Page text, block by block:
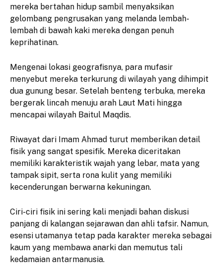
mereka bertahan hidup sambil menyaksikan
gelombang pengrusakan yang melanda lembah-
lembah di bawah kaki mereka dengan penuh
keprihatinan.
​Mengenai lokasi geografisnya, para mufasir
menyebut mereka terkurung di wilayah yang dihimpit
dua gunung besar. Setelah benteng terbuka, mereka
bergerak lincah menuju arah Laut Mati hingga
mencapai wilayah Baitul Maqdis.
​Riwayat dari Imam Ahmad turut memberikan detail
fisik yang sangat spesifik. Mereka diceritakan
memiliki karakteristik wajah yang lebar, mata yang
tampak sipit, serta rona kulit yang memiliki
kecenderungan berwarna kekuningan.
​Ciri-ciri fisik ini sering kali menjadi bahan diskusi
panjang di kalangan sejarawan dan ahli tafsir. Namun,
esensi utamanya tetap pada karakter mereka sebagai
kaum yang membawa anarki dan memutus tali
kedamaian antarmanusia.